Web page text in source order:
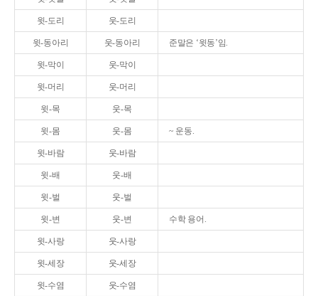
윗-도리 웃-도리
윗-동아리 웃-동아리 준말은 ‘윗동’임.
윗-막이 웃-막이
윗-머리 웃-머리
윗-목 웃-목
윗-몸 웃-몸 ~ 운동.
윗-바람 웃-바람
윗-배 웃-배
윗-벌 웃-벌
윗-변 웃-변 수학 용어.
윗-사랑 웃-사랑
윗-세장 웃-세장
윗-수염 웃-수염